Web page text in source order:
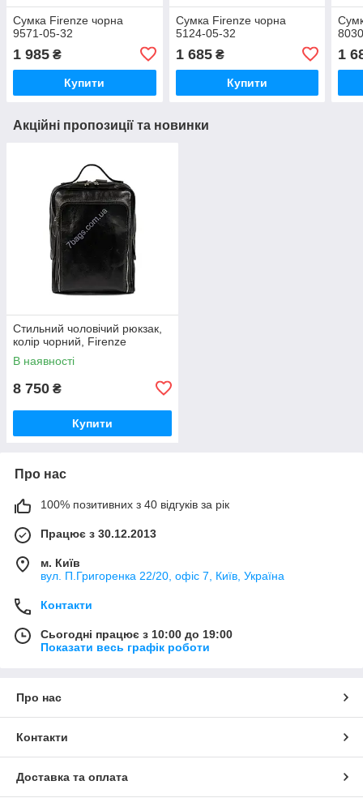
Сумка Firenze чорна
9571-05-32
1 985 ₴
Купити
Сумка Firenze чорна
5124-05-32
1 685₴
Купити
1
Акційні пропозиції та новинки
Стильний чоловічий рюкзак,
колір чорний, Firenze
В наявності
8 750 ₴
Купити
Про нас
100% позитивних з 40 відгуків за рік
Працює з 30.12.2013
м. Київ
вул. П.Григоренка 22/20, офіс 7, Київ, Україна
Контакти
Сьогодні працює з 10:00 до 19:00
Показати весь графік роботи
Про нас
Контакти
Доставка та оплата